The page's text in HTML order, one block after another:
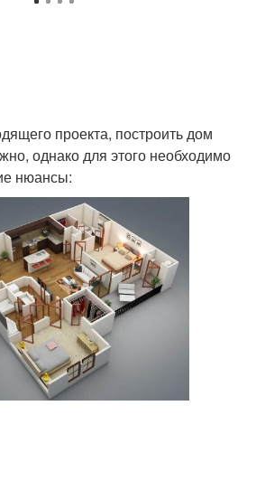
проекта, построить дом
однако для этого необходимо
нюансы: